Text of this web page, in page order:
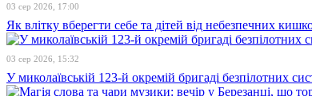
03 сер 2026, 17:00
Як влітку вберегти себе та дітей від небезпечних
03 сер 2026, 15:32
У миколаївській 123-й окремій бригаді безпілотних